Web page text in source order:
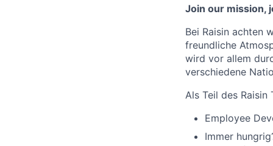
Join our mission,
Bei Raisin achten
freundliche
wird vor allem
verschiedene
Als Teil des
Employee
Immer